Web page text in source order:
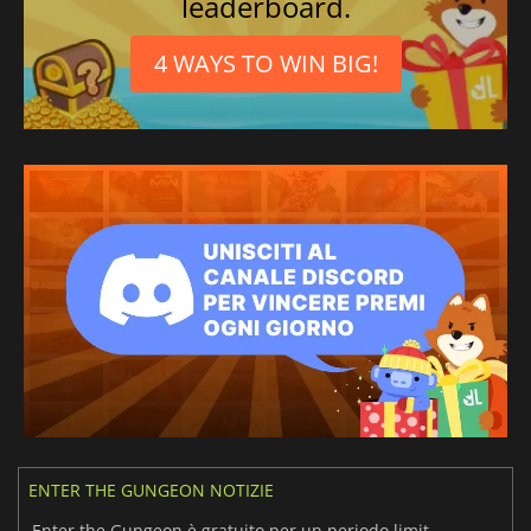
4 WAYS TO WIN BIG!
ENTER THE GUNGEON NOTIZIE